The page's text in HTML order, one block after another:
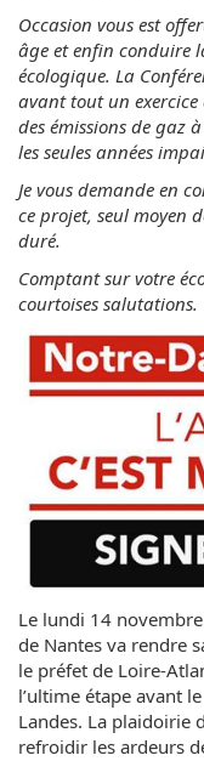
Occasion vous est
âge et enfin conduire
écologique. La
avant tout un
des émissions de gaz
les seules années
Je vous demande en
ce projet, seul moyen
duré.
Comptant sur votre
courtoises salutations.
Le lundi 14
de Nantes va rendre
le préfet de Loire-
l’ultime étape avant
Landes. La plaidoirie
refroidir les ardeurs